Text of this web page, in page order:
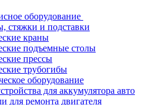
оборудование
стяжки и подставки
краны
подъемные столы
прессы
трубогибы
оборудование
для аккумулятора авто
для ремонта двигателя